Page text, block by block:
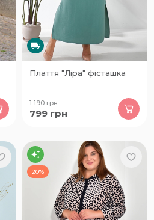
Плаття "Ліра" фісташка
1 190грн
799 грн
20%